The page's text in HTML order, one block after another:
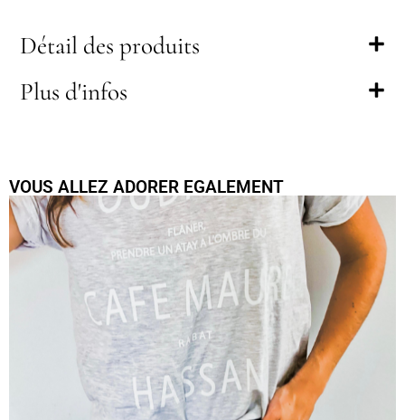
Détail des produits
Plus d'infos
VOUS ALLEZ ADORER EGALEMENT